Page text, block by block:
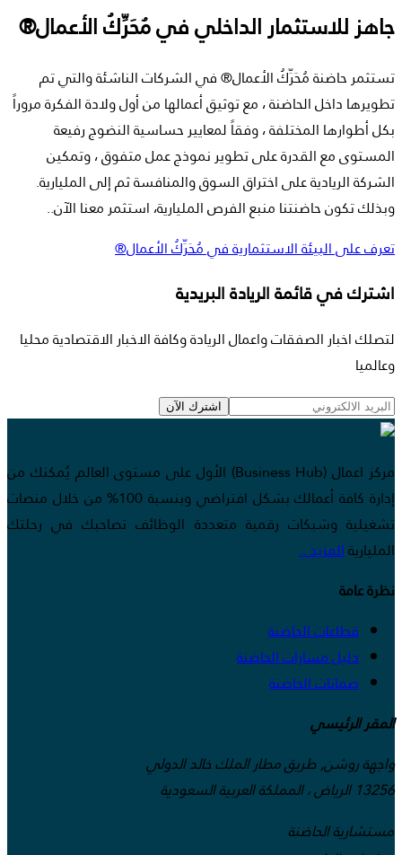
جاهز للاستثمار الداخلي في مُحَرِّكُ الأعمال®
تستثمر حاضنة مُحَرِّكُ الأعمال® في الشركات الناشئة والتي تم
تطويرها داخل الحاضنة ، مع توثيق أعمالها من أول ولادة الفكرة مروراً
بكل أطوارها المختلفة ، وفقاً لمعايير حساسية النضوج رفيعة
المستوى مع القدرة على تطوير نموذج عمل متفوق ، وتمكين
الشركة الريادية على اختراق السوق والمنافسة ثم إلى المليارية.
وبذلك تكون حاضنتنا منبع الفرص المليارية، استثمر معنا الآن..
تعرف على البيئة الاستثمارية في مُحَرِّكُ الأعمال®
اشترك في قائمة الريادة البريدية
لتصلك اخبار الصفقات واعمال الريادة وكافة الاخبار الاقتصادية محليا
وعالميا
اشترك الآن
مركز اعمال (Business Hub) الأول على مستوى العالم يُمكنك من
إدارة كافة أعمالك بشكل افتراضي وبنسبة 100% من خلال منصات
تشغيلية وشبكات رقمية متعددة الوظائف تصاحبك في رحلتك
الملياريةالمزيد ..
نظرة عامة
قطاعات الحاضنة
دليل مسارات الحاضنة
ضمانات الحاضنة
المقر الرئيسي
واجهة روشن, طريق مطار الملك خالد الدولي
13256 الرياض ، المملكة العربية السعودية
مستشارية الحاضنة